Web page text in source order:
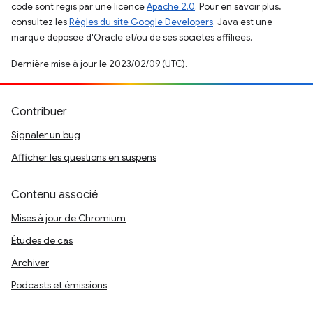
code sont régis par une licenceApache 2.0. Pour en savoir plus,
consultez lesRègles du site Google Developers. Java est une
marque déposée d'Oracle et/ou de ses sociétés affiliées.
Dernière mise à jour le 2023/02/09 (UTC).
Contribuer
Signaler un bug
Afficher les questions en suspens
Contenu associé
Mises à jour de Chromium
Études de cas
Archiver
Podcasts et émissions